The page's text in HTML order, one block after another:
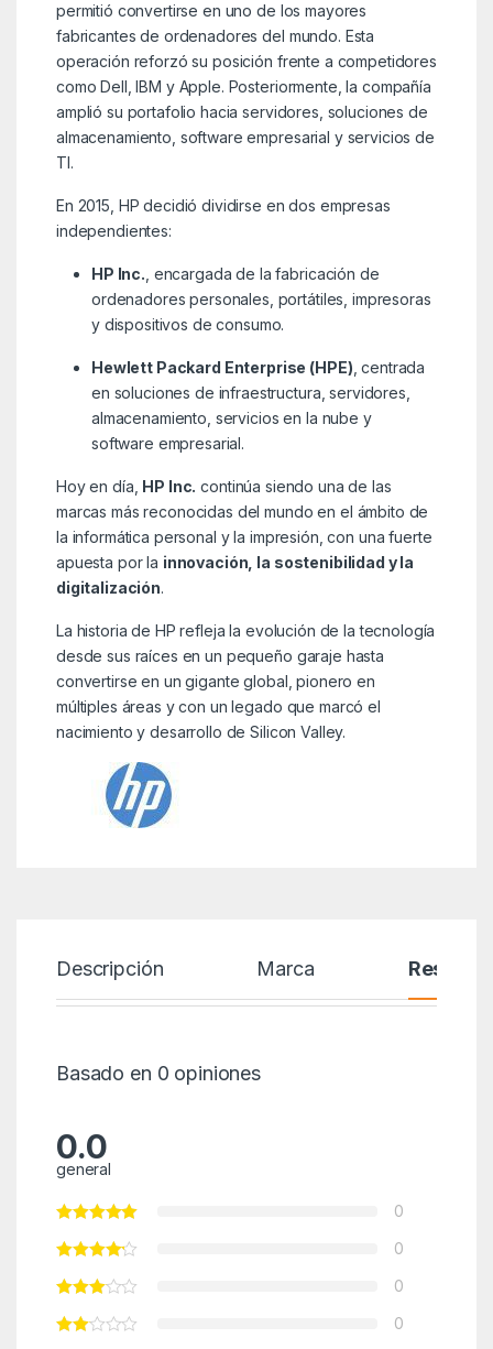
permitió convertirse en uno de los mayores
fabricantes de ordenadores del mundo. Esta
operación reforzó su posición frente a competidores
como Dell, IBM y Apple. Posteriormente, la compañía
amplió su portafolio hacia servidores, soluciones de
almacenamiento, software empresarial y servicios de
TI.
En 2015, HP decidió dividirse en dos empresas
independientes:
HP Inc. , encargada de la fabricación de
ordenadores personales, portátiles, impresoras
y dispositivos de consumo.
Hewlett Packard Enterprise (HPE) , centrada
en soluciones de infraestructura, servidores,
almacenamiento, servicios en la nube y
software empresarial.
Hoy en día, HP Inc. continúa siendo una de las
marcas más reconocidas del mundo en el ámbito de
la informática personal y la impresión, con una fuerte
apuesta por la innovación, la sostenibilidad y la
digitalización.
La historia de HP refleja la evolución de la tecnología
desde sus raíces en un pequeño garaje hasta
convertirse en un gigante global, pionero en
múltiples áreas y con un legado que marcó el
nacimiento y desarrollo de Silicon Valley.
Descripción Marca Reseñas
Basado en 0 opiniones
0.0
general
0
0
0
0